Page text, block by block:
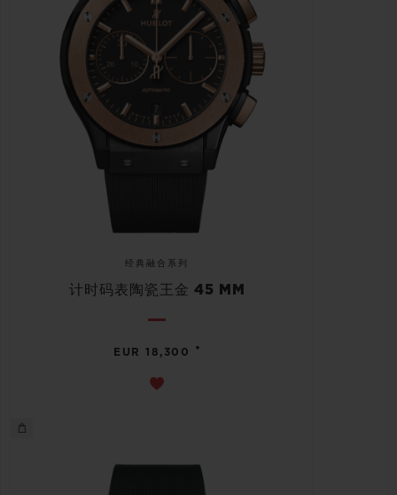
经典融合系列
计时码表陶瓷王金 45 MM
EUR 18,300 •